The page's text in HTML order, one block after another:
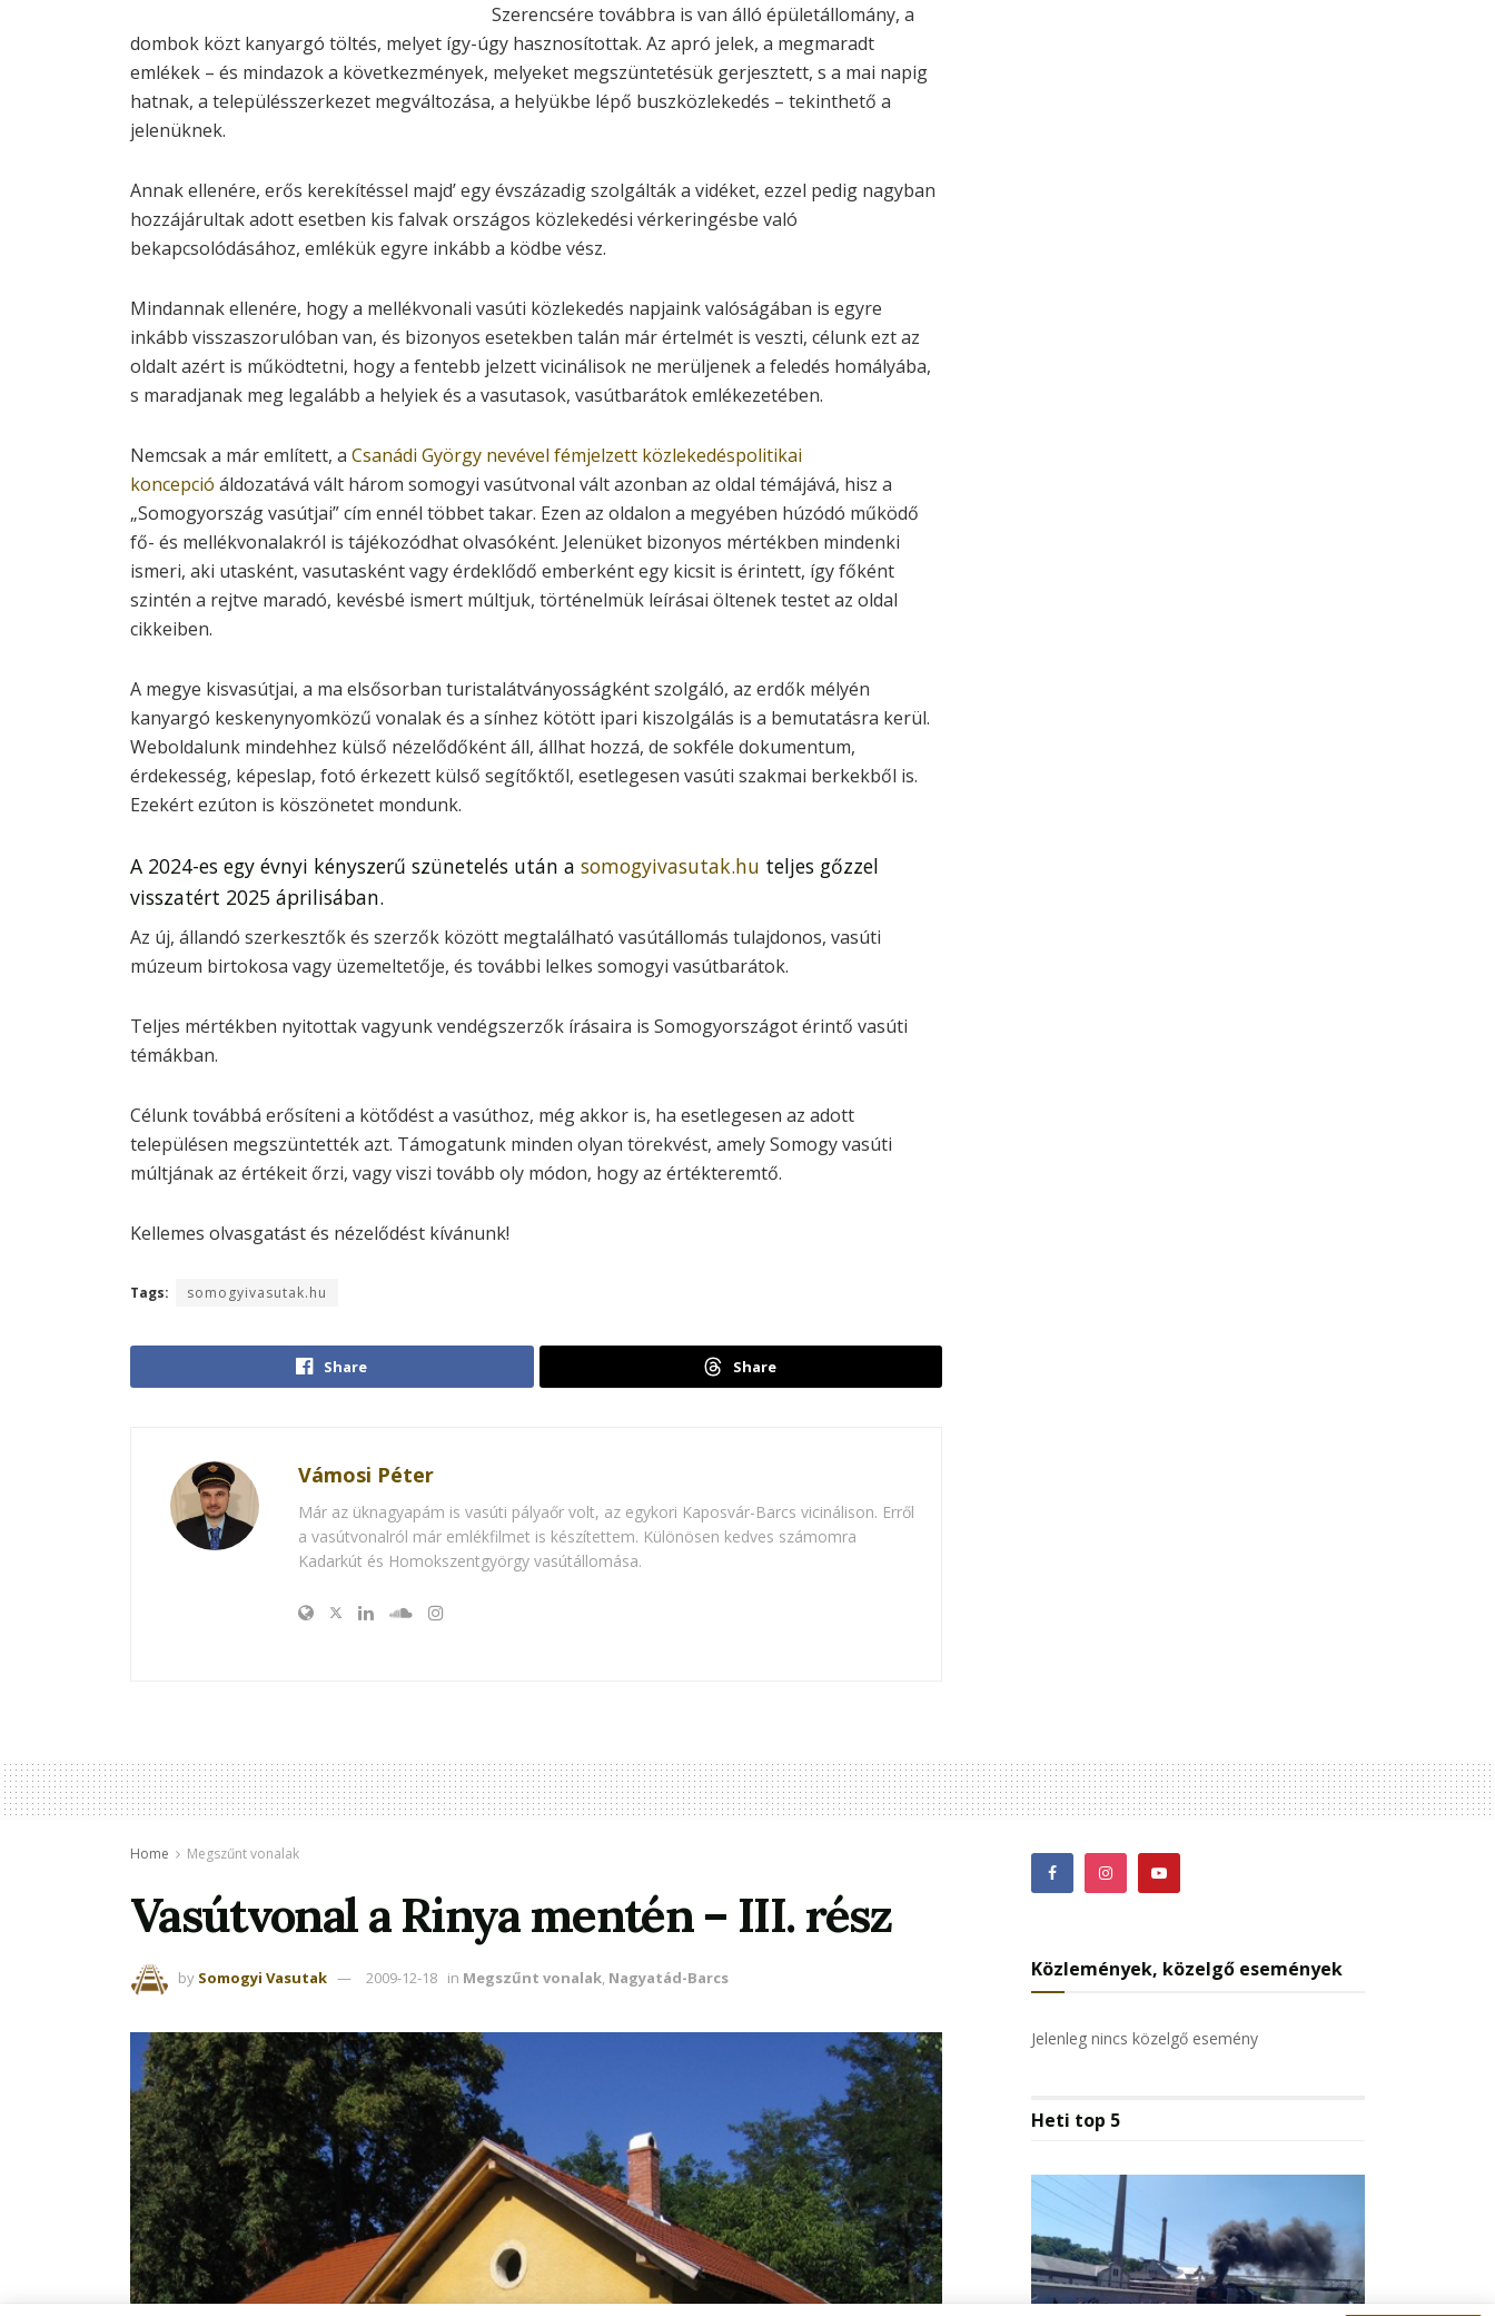
Szerencsére továbbra is van álló épületállomány, a
dombok közt kanyargó töltés, melyet így-úgy hasznosítottak. Az apró jelek, a megmaradt
emlékek – és mindazok a következmények, melyeket megszüntetésük gerjesztett, s a mai napig
hatnak, a településszerkezet megváltozása, a helyükbe lépő buszközlekedés – tekinthető a
jelenüknek.
Annak ellenére, erős kerekítéssel majd’ egy évszázadig szolgálták a vidéket, ezzel pedig nagyban
hozzájárultak adott esetben kis falvak országos közlekedési vérkeringésbe való
bekapcsolódásához, emlékük egyre inkább a ködbe vész.
Mindannak ellenére, hogy a mellékvonali vasúti közlekedés napjaink valóságában is egyre
inkább visszaszorulóban van, és bizonyos esetekben talán már értelmét is veszti, célunk ezt az
oldalt azért is működtetni, hogy a fentebb jelzett vicinálisok ne merüljenek a feledés homályába,
s maradjanak meg legalább a helyiek és a vasutasok, vasútbarátok emlékezetében.
Nemcsak a már említett, a Csanádi György nevével fémjelzett közlekedéspolitikai
koncepció áldozatává vált három somogyi vasútvonal vált azonban az oldal témájává, hisz a
„Somogyország vasútjai” cím ennél többet takar. Ezen az oldalon a megyében húzódó működő
fő- és mellékvonalakról is tájékozódhat olvasóként. Jelenüket bizonyos mértékben mindenki
ismeri, aki utasként, vasutasként vagy érdeklődő emberként egy kicsit is érintett, így főként
szintén a rejtve maradó, kevésbé ismert múltjuk, történelmük leírásai öltenek testet az oldal
cikkeiben.
A megye kisvasútjai, a ma elsősorban turistalátványosságként szolgáló, az erdők mélyén
kanyargó keskenynyomközű vonalak és a sínhez kötött ipari kiszolgálás is a bemutatásra kerül.
Weboldalunk mindehhez külső nézelődőként áll, állhat hozzá, de sokféle dokumentum,
érdekesség, képeslap, fotó érkezett külső segítőktől, esetlegesen vasúti szakmai berkekből is.
Ezekért ezúton is köszönetet mondunk.
A 2024-es egy évnyi kényszerű szünetelés után a somogyivasutak.hu teljes gőzzel
visszatért 2025 áprilisában.
Az új, állandó szerkesztők és szerzők között megtalálható vasútállomás tulajdonos, vasúti
múzeum birtokosa vagy üzemeltetője, és további lelkes somogyi vasútbarátok.
Teljes mértékben nyitottak vagyunk vendégszerzők írásaira is Somogyországot érintő vasúti
témákban.
Célunk továbbá erősíteni a kötődést a vasúthoz, még akkor is, ha esetlegesen az adott
településen megszüntették azt. Támogatunk minden olyan törekvést, amely Somogy vasúti
múltjának az értékeit őrzi, vagy viszi tovább oly módon, hogy az értékteremtő.
Kellemes olvasgatást és nézelődést kívánunk!
Tags: somogyivasutak.hu
Share Share
Vámosi Péter
Már az üknagyapám is vasúti pályaőr volt, az egykori Kaposvár-Barcs vicinálison. Erről
a vasútvonalról már emlékfilmet is készítettem. Különösen kedves számomra
Kadarkút és Homokszentgyörgy vasútállomása.
Home Megszűnt vonalak
Vasútvonal a Rinya mentén – III. rész
by Somogyi Vasutak 2009-12-18 in Megszűnt vonalak, Nagyatád-Barcs Közlemények, közelgő események
Jelenleg nincs közelgő esemény
Heti top 5